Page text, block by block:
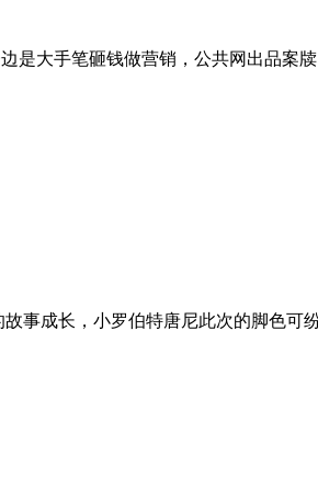
是大手笔砸钱做营销，公共网出品案
事成长，小罗伯特唐尼此次的脚色可